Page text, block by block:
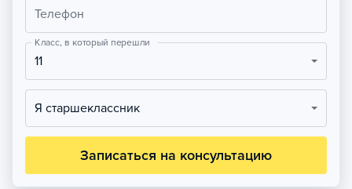
Телефон
Класс, в который перешли
11
Я старшеклассник
Записаться на консультацию